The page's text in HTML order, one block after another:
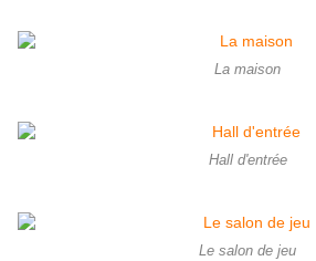
La maison
Hall d'entrée
Le salon de jeu